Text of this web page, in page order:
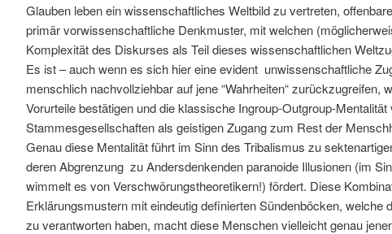
Glauben leben ein wissenschaftliches Weltbild zu vertreten,
primär vorwissenschaftliche Denkmuster, mit welchen
Komplexität des Diskurses als Teil dieses wissenschaftlichen
Es ist – auch wenn es sich hier eine evident unwissenschaftliche
menschlich nachvollziehbar auf jene “Wahrheiten“ zurückzugreifen,
Vorurteile bestätigen und die klassische Ingroup-Outgroup-Mentalität
Stammesgesellschaften als geistigen Zugang zum Rest der
Genau diese Mentalität führt im Sinn des Tribalismus zu
deren Abgrenzung zu Andersdenkenden paranoide Illusionen (im
wimmelt es von Verschwörungstheoretikern!) fördert. Diese
Erklärungsmustern mit eindeutig definierten Sündenböcken, welche
zu verantworten haben, macht diese Menschen vielleicht genau